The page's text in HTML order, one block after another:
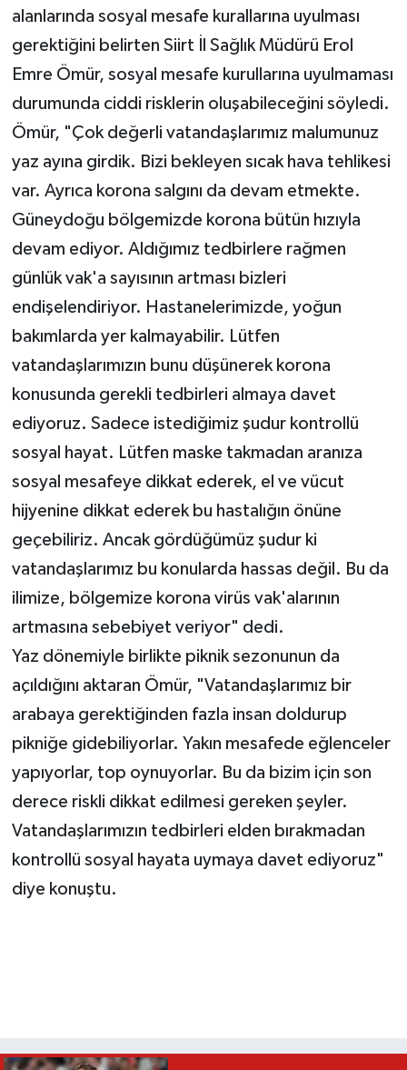
alanlarında sosyal mesafe kurallarına uyulması
gerektiğini belirten Siirt İl Sağlık Müdürü Erol
Emre Ömür, sosyal mesafe kurullarına uyulmaması
durumunda ciddi risklerin oluşabileceğini söyledi.
Ömür, "Çok değerli vatandaşlarımız malumunuz
yaz ayına girdik. Bizi bekleyen sıcak hava tehlikesi
var. Ayrıca korona salgını da devam etmekte.
Güneydoğu bölgemizde korona bütün hızıyla
devam ediyor. Aldığımız tedbirlere rağmen
günlük vak'a sayısının artması bizleri
endişelendiriyor. Hastanelerimizde, yoğun
bakımlarda yer kalmayabilir. Lütfen
vatandaşlarımızın bunu düşünerek korona
konusunda gerekli tedbirleri almaya davet
ediyoruz. Sadece istediğimiz şudur kontrollü
sosyal hayat. Lütfen maske takmadan aranıza
sosyal mesafeye dikkat ederek, el ve vücut
hijyenine dikkat ederek bu hastalığın önüne
geçebiliriz. Ancak gördüğümüz şudur ki
vatandaşlarımız bu konularda hassas değil. Bu da
ilimize, bölgemize korona virüs vak'alarının
artmasına sebebiyet veriyor" dedi.
Yaz dönemiyle birlikte piknik sezonunun da
açıldığını aktaran Ömür, "Vatandaşlarımız bir
arabaya gerektiğinden fazla insan doldurup
pikniğe gidebiliyorlar. Yakın mesafede eğlenceler
yapıyorlar, top oynuyorlar. Bu da bizim için son
derece riskli dikkat edilmesi gereken şeyler.
Vatandaşlarımızın tedbirleri elden bırakmadan
kontrollü sosyal hayata uymaya davet ediyoruz"
diye konuştu.